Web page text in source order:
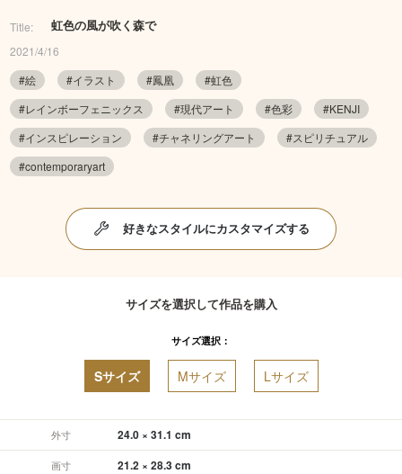
Title: 虹色の風が吹く森で
2021/4/16
#絵
#イラスト #鳳凰
#虹色
#レインボーフェニックス
#現代アート #色彩
#KENJI
#インスピレーション
#チャネリングアート
#スピリチュアル
#contemporaryart
好きなスタイルにカスタマイズする
サイズを選択して作品を購入
サイズ選択：
Sサイズ Mサイズ Lサイズ
外寸 24.0 × 31.1 cm
画寸 21.2 × 28.3 cm